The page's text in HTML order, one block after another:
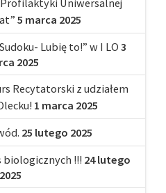
5 marca 2025
Lubię to!” w I LO 3
2025
Recytatorski z udziałem
1 marca 2025
25 lutego 2025
biologicznych !!! 24 lutego
2025